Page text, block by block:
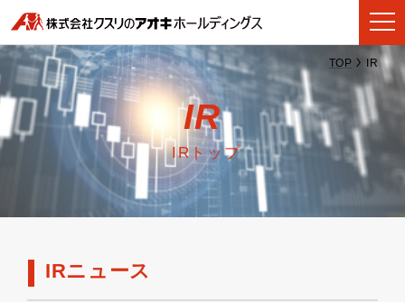
IR
IRトップ
TOP IR
IRニュース